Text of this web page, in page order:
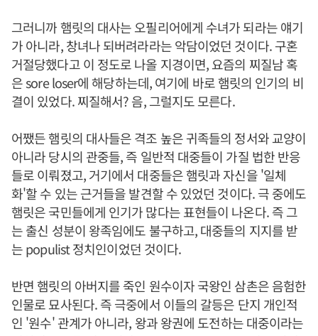
그러니까 햄릿의 대사는 오필리어에게 수녀가 되라는 얘기
가 아니라, 창녀나 되버려라라는 악담이었던 것이다. 구혼
거절당했다고 이 정도로 나올 지경이면, 요즘의 찌질남 혹
은 sore loser에 해당하는데, 여기에 바로 햄릿의 인기의 비
결이 있었다. 찌질해서? 음, 그럴지도 모른다.
어쨌든 햄릿의 대사들은 격조 높은 귀족들의 정서와 교양이
아니라 당시의 관중들, 즉 일반적 대중들이 가질 법한 반응
들로 이뤄졌고, 거기에서 대중들은 햄릿과 자신을 '일체
화'할 수 있는 근거들을 발견할 수 있었던 것이다. 극 중에도
햄릿은 국민들에게 인기가 많다는 표현들이 나온다. 즉 그
는 출신 성분이 왕족임에도 불구하고, 대중들의 지지를 받
는 populist 정치인이었던 것이다.
반면 햄릿의 아버지를 죽인 원수이자 국왕인 삼촌은 음험한
인물로 묘사된다. 즉 극중에서 이들의 갈등은 단지 개인적
인 '원수' 관계가 아니라, 왕과 왕권에 도전하는 대중이라는